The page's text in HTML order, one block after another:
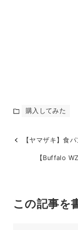
購入してみた
【ヤマザキ】食
【Buffalo
この記事を